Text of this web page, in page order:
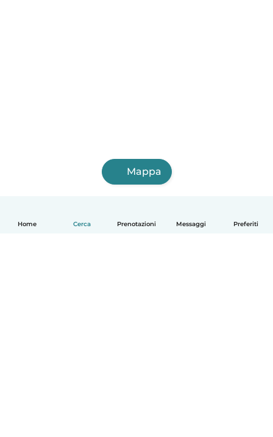
Home Cerca Prenotazioni Messaggi Preferiti
Mappa